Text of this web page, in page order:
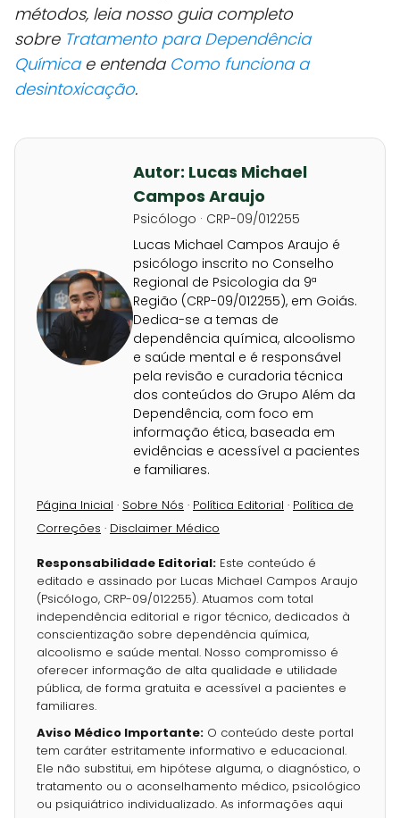
métodos, leia nosso guia completo
sobre Tratamento para Dependência
Químicae entenda Como funciona a
desintoxicação.
Autor: Lucas Michael
Campos Araujo
Psicólogo · CRP-09/012255
Lucas Michael Campos Araujo é
psicólogo inscrito no Conselho
Regional de Psicologia da 9ª
Região (CRP-09/012255), em Goiás.
Dedica-se a temas de
dependência química, alcoolismo
e saúde mental e é responsável
pela revisão e curadoria técnica
dos conteúdos do Grupo Além da
Dependência, com foco em
informação ética, baseada em
evidências e acessível a pacientes
e familiares.
Página Inicial · Sobre Nós · Política Editorial · Política de
Correções · Disclaimer Médico
Responsabilidade Editorial: Este conteúdo é
editado e assinado por Lucas Michael Campos Araujo
(Psicólogo, CRP-09/012255). Atuamos com total
independência editorial e rigor técnico, dedicados à
conscientização sobre dependência química,
alcoolismo e saúde mental. Nosso compromisso é
oferecer informação de alta qualidade e utilidade
pública, de forma gratuita e acessível a pacientes e
familiares.
Aviso Médico Importante: O conteúdo deste portal
tem caráter estritamente informativo e educacional.
Ele não substitui, em hipótese alguma, o diagnóstico, o
tratamento ou o aconselhamento médico, psicológico
ou psiquiátrico individualizado. As informações aqui